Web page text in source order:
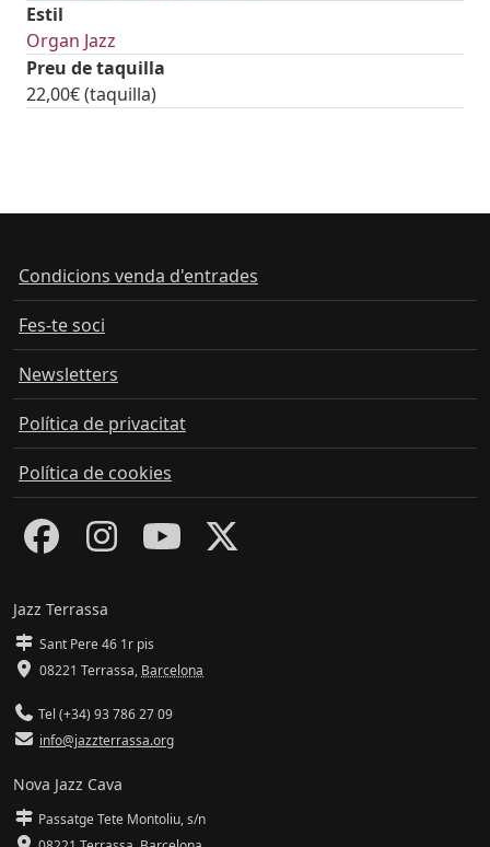
Estil
Organ Jazz
Preu de taquilla
22,00€ (taquilla)
Condicions venda d'entrades
Fes-te soci
Newsletters
Política de privacitat
Política de cookies
Jazz Terrassa
Sant Pere 46 1r pis
08221 Terrassa, Barcelona
Tel (+34) 93 786 27 09
info@jazzterrassa.org
Nova Jazz Cava
Passatge Tete Montoliu, s/n